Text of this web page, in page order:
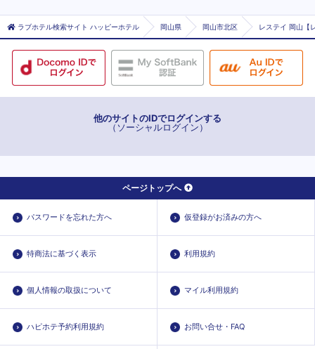
ラブホテル検索サイト ハッピーホテル 岡山県 岡山市北区 レステイ 岡山【
他のサイトのIDでログインする
（ソーシャルログイン）
ページトップへ
パスワードを忘れた方へ 仮登録がお済みの方へ
特商法に基づく表示 利用規約
個人情報の取扱について マイル利用規約
ハピホテ予約利用規約 お問い合せ・FAQ